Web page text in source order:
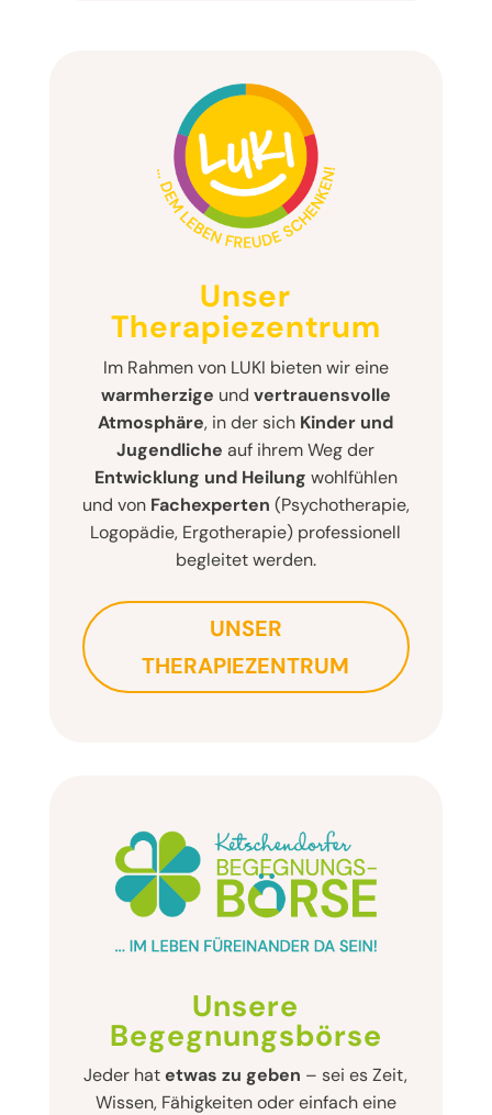
Unser
Therapiezentrum
Im Rahmen von LUKI bieten wir eine
warmherzige und vertrauensvolle
Atmosphäre, in der sich Kinder und
Jugendliche auf ihrem Weg der
Entwicklung und Heilung wohlfühlen
und von Fachexperten (Psychotherapie,
Logopädie, Ergotherapie) professionell
begleitet werden.
UNSER
THERAPIEZENTRUM
Unsere
Begegnungsbörse
Jeder hatetwas zu geben – sei es Zeit,
Wissen, Fähigkeiten oder einfach eine